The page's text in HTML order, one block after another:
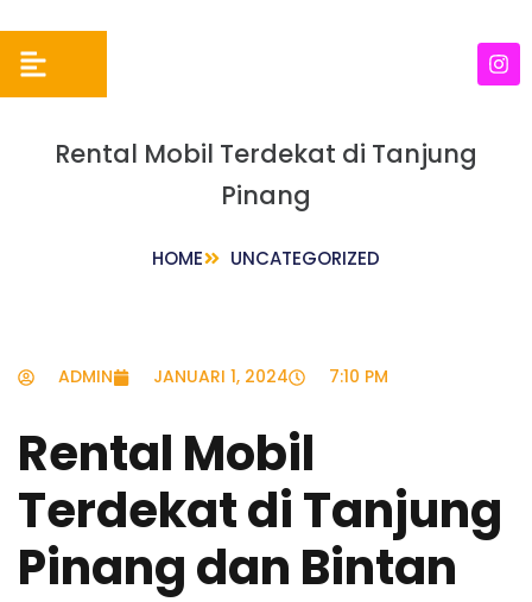
Rental Mobil Terdekat di Tanjung
Pinang
HOME UNCATEGORIZED
ADMIN JANUARI 1, 2024 7:10 PM
Rental Mobil
Terdekat di Tanjung
Pinang dan Bintan